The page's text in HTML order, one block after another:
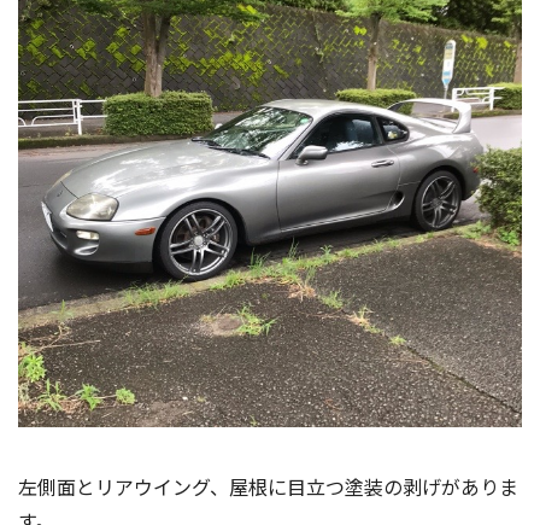
左側面とリアウイング、屋根に目立つ塗装の剥げがありま